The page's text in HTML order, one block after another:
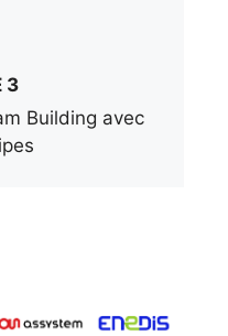
3
Building avec